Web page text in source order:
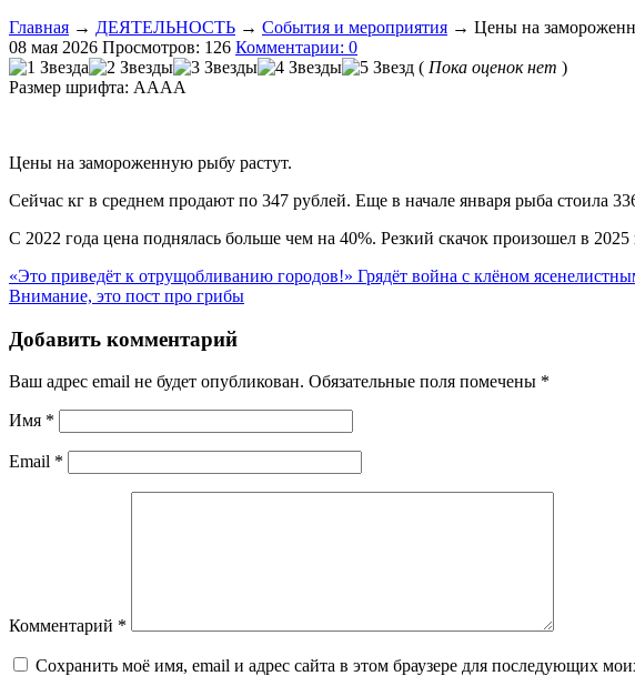
Главная → ДЕЯТЕЛЬНОСТЬ → События и мероприятия → Цены на
08 мая 2026 Просмотров: 126 Комментарии: 0
( Пока оценок нет )
Размер шрифта: AAAA
Цены на замороженную рыбу растут.
Сейчас кг в среднем продают по 347 рублей. Еще в начале января рыба стоила
С 2022 года цена поднялась больше чем на 40%. Резкий скачок произошел в
«Это приведёт к отрущобливанию городов!» Грядёт война с клёном
Внимание, это пост про грибы
Добавить комментарий
Ваш адрес email не будет опубликован. Обязательные поля помечены *
Имя *
Email *
Комментарий *
Сохранить моё имя, email и адрес сайта в этом браузере для последующих